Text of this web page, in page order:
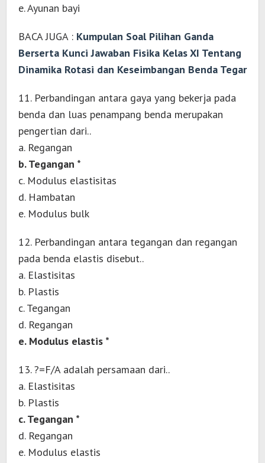
e. Ayunan bayi
BACA JUGA : Kumpulan Soal Pilihan Ganda
Berserta Kunci Jawaban Fisika Kelas XI Tentang
Dinamika Rotasi dan Keseimbangan Benda Tegar
11. Perbandingan antara gaya yang bekerja pada
benda dan luas penampang benda merupakan
pengertian dari..
a. Regangan
b. Tegangan *
c. Modulus elastisitas
d. Hambatan
e. Modulus bulk
12. Perbandingan antara tegangan dan regangan
pada benda elastis disebut..
a. Elastisitas
b. Plastis
c. Tegangan
d. Regangan
e. Modulus elastis *
13. ?=F/A adalah persamaan dari..
a. Elastisitas
b. Plastis
c. Tegangan *
d. Regangan
e. Modulus elastis